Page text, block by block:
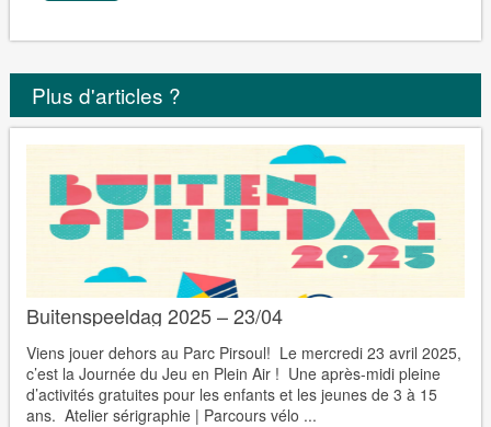
Plus d'articles ?
Buitenspeeldag 2025 – 23/04
Viens jouer dehors au Parc Pirsoul! Le mercredi 23 avril 2025,
c’est la Journée du Jeu en Plein Air ! Une après-midi pleine
d’activités gratuites pour les enfants et les jeunes de 3 à 15
ans. Atelier sérigraphie | Parcours vélo ...